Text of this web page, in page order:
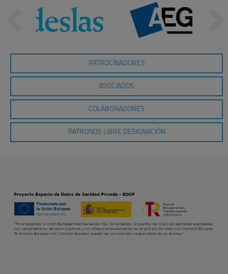
PATROCINADORES
ASOCIADOS
COLABORADORES
PATRONOS LIBRE DESIGNACIÓN